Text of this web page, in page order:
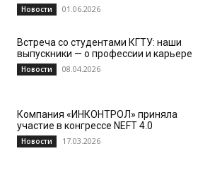
Новости 01.06.2026
Встреча со студентами КГТУ: наши
выпускники — о профессии и карьере
Новости 08.04.2026
Компания «ИНКОНТРОЛ» приняла
участие в конгрессе NEFT 4.0
Новости 17.03.2026